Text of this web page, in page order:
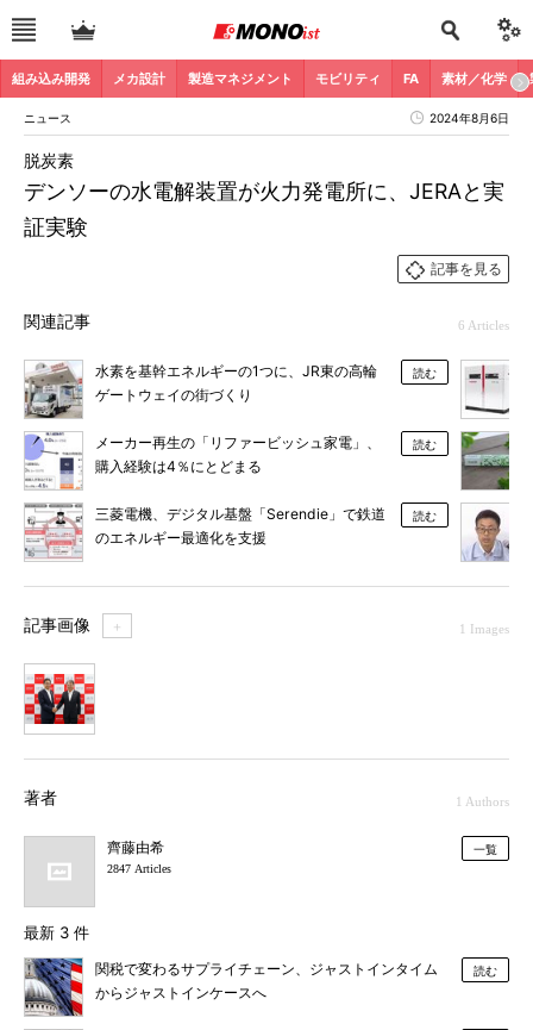
組み込み開発 メカ設計 製造マネジメント モビリティ FA 素材／化学
ニュース 2024年8月6日
デンソーの水電解装置が火力発電所に、JERAと実
証実験
脱炭素
記事を見る
関連記事 6 Articles
水素を基幹エネルギーの1つに、JR東の高輪
ゲートウェイの街づくり
読む
メーカー再生の「リファービッシュ家電」、
購入経験は4％にとどまる
読む
三菱電機、デジタル基盤「Serendie」で鉄道
のエネルギー最適化を支援
読む
記事画像 ＋ 1 Images
著者 1 Authors
齊藤由希
2847 Articles
一覧
最新 3 件
関税で変わるサプライチェーン、ジャストインタイム
からジャストインケースへ
読む